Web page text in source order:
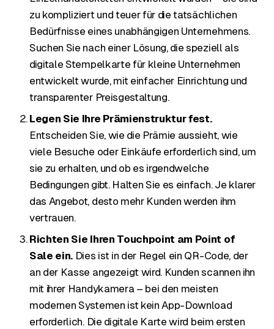
zu kompliziert und teuer für die tatsächlichen
Bedürfnisse eines unabhängigen Unternehmens.
Suchen Sie nach einer Lösung, die speziell als
digitale Stempelkarte für kleine Unternehmen
entwickelt wurde, mit einfacher Einrichtung und
transparenter Preisgestaltung.
Legen Sie Ihre Prämienstruktur fest.
Entscheiden Sie, wie die Prämie aussieht, wie
viele Besuche oder Einkäufe erforderlich sind, um
sie zu erhalten, und ob es irgendwelche
Bedingungen gibt. Halten Sie es einfach. Je klarer
das Angebot, desto mehr Kunden werden ihm
vertrauen.
Richten Sie Ihren Touchpoint am Point of
Sale ein. Dies ist in der Regel ein QR-Code, der
an der Kasse angezeigt wird. Kunden scannen ihn
mit ihrer Handykamera – bei den meisten
modernen Systemen ist kein App-Download
erforderlich. Die digitale Karte wird beim ersten